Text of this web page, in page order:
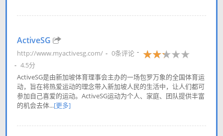
ActiveSG
http://www.myactivesg.com/
0条评论
4.5分
ActiveSG是由新加坡体育理事会主办的一场包罗万象的全国体育运
动，旨在将热爱运动的理念带入新加坡人民的生活中，让人们都可
参加自己喜爱的运动。ActiveSG运动为个人、家庭、团队提供丰富
的机会去体...[更多]